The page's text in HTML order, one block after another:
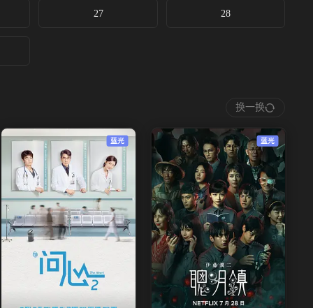
27 28
换一换
蓝光 蓝光